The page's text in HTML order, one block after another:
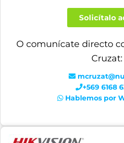
Solicítalo
O comunícate directo
Cruzat:
+569 6168
Hablemos por